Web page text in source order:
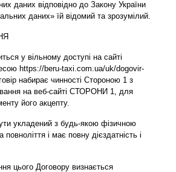
даних відповідно до Закону України
даних» їй відомий та зрозумілий.
у вільному доступі на сайті
https://beru-taxi.com.ua/uk/dogovir-
набирає чинності Стороною 1 з
на веб-сайті СТОРОНИ 1, для
його акцепту.
укладений з будь-якою фізичною
і має повну дієздатність і
цього Договору визнається